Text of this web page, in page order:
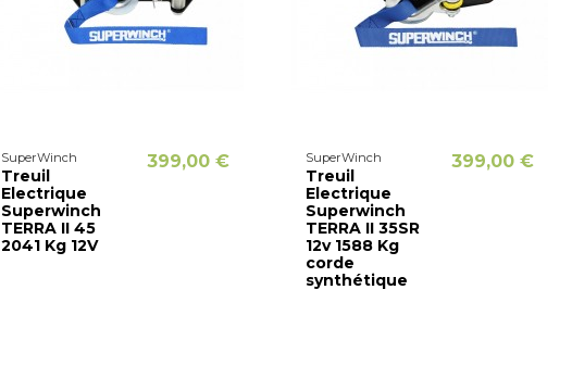
SuperWinch
Treuil
Electrique
Superwinch
TERRA II 45
2041 Kg 12V
399,00 € SuperWinch
Treuil
Electrique
Superwinch
TERRA II 35SR
12v 1588 Kg
corde
synthétique
399,00 €